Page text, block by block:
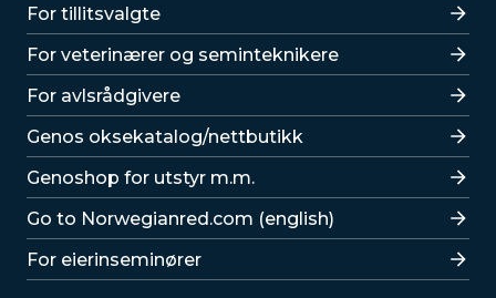
For tillitsvalgte
For veterinærer og seminteknikere
For avlsrådgivere
Lenker
Genos oksekatalog/nettbutikk
Genoshop for utstyr m.m.
Go to Norwegianred.com (english)
For eierinseminører